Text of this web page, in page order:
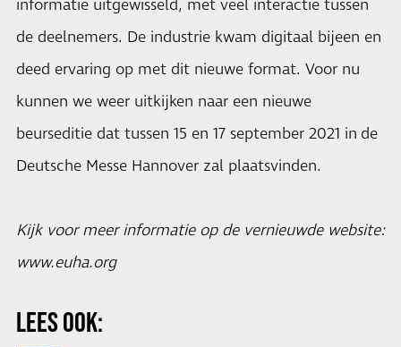
informatie uitgewisseld, met veel interactie tussen
de deelnemers. De industrie kwam digitaal bijeen en
deed ervaring op met dit nieuwe format. Voor nu
kunnen we weer uitkijken naar een nieuwe
beurseditie dat tussen 15 en 17 september 2021 in de
Deutsche Messe Hannover zal plaatsvinden.
Kijk voor meer informatie op de vernieuwde website:
www.euha.org
LEES OOK: